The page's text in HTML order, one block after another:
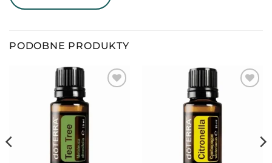
podczas opieki medycznej.
Guaiacwood doTERRA: dla kogo jest ten
Guaiacwood doTERRA
, czyli Gwajakowiec doTERRA,
to wybór dla osób, które szukają niszowego,
miękkiego olejku drzewnego. Nie jest tak oczywisty
jak cedr, nie jest tak ciężki jak wetiweria i nie ma tak
rozpoznawalnej intensywności jak paczula. Jego siła
PODOBNE PRODUKTY